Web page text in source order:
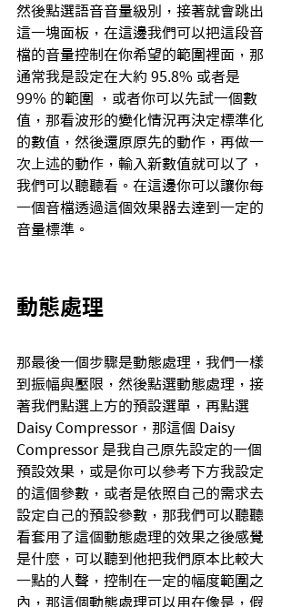
然後點選語音音量級別，接著就會跳出
這一塊面板，在這邊我們可以把這段音
檔的音量控制在你希望的範圍裡面，那
通常我是設定在大約 95.8% 或者是
99% 的範圍 ，或者你可以先試一個數
值，那看波形的變化情況再決定標準化
的數值，然後還原原先的動作，再做一
次上述的動作，輸入新數值就可以了，
我們可以聽聽看。在這邊你可以讓你每
一個音檔透過這個效果器去達到一定的
音量標準。
動態處理
那最後一個步驟是動態處理，我們一樣
到振幅與壓限，然後點選動態處理，接
著我們點選上方的預設選單，再點選
Daisy Compressor，那這個 Daisy
Compressor 是我自己原先設定的一個
預設效果，或是你可以參考下方我設定
的這個參數，或者是依照自己的需求去
設定自己的預設參數，那我們可以聽聽
看套用了這個動態處理的效果之後感覺
是什麼，可以聽到他把我們原本比較大
一點的人聲，控制在一定的幅度範圍之
內，那這個動態處理可以用在像是，假